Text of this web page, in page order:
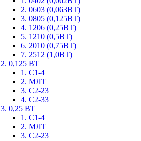
2. 0603 (0,063ВТ)
3. 0805 (0,125ВТ)
4. 1206 (0,25ВТ)
5. 1210 (0,5ВТ)
6. 2010 (0,75ВТ)
7. 2512 (1,0ВТ)
2. 0,125 ВТ
1. С1-4
2. МЛТ
3. С2-23
4. С2-33
3. 0,25 ВТ
1. С1-4
2. МЛТ
3. С2-23